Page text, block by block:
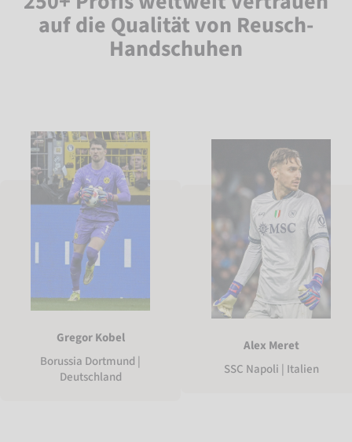
auf die Qualität von Reusch-
Handschuhen
Gregor Kobel
Borussia Dortmund |
Deutschland
Alex Meret
SSC Napoli | Italien